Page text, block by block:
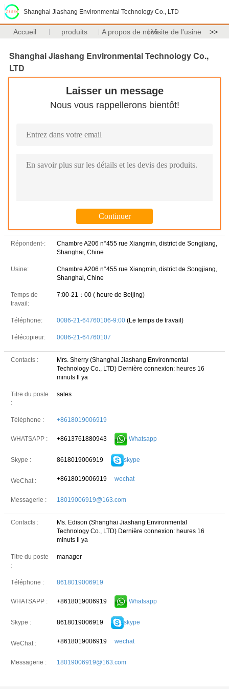
Shanghai Jiashang Environmental Technology Co., LTD
Accueil produits A propos de nousVisite de l'usine >>
Shanghai Jiashang Environmental Technology Co.,
LTD
Laisser un message
Nous vous rappellerons bientôt!
Répondent-:
Chambre A206 n°455 rue Xiangmin, district de Songjiang,
Shanghai, Chine
Usine:
Chambre A206 n°455 rue Xiangmin, district de Songjiang,
Shanghai, Chine
Temps de
travail:
7:00-21：00 ( heure de Beijing)
Téléphone: 0086-21-64760106-9:00 (Le temps de travail)
Télécopieur: 0086-21-64760107
Contacts :
Mrs. Sherry (Shanghai Jiashang Environmental
Technology Co., LTD) Dernière connexion: heures 16
minuts Il ya
Titre du poste
:
sales
Téléphone : +8618019006919
WHATSAPP : +8613761880943 Whatsapp
Skype : 8618019006919 skype
WeChat : +8618019006919 wechat
Messagerie : 18019006919@163.com
Contacts :
Ms. Edison (Shanghai Jiashang Environmental
Technology Co., LTD) Dernière connexion: heures 16
minuts Il ya
Titre du poste
:
manager
Téléphone : 8618019006919
WHATSAPP : +8618019006919 Whatsapp
Skype : 8618019006919 skype
WeChat : +8618019006919 wechat
Messagerie : 18019006919@163.com